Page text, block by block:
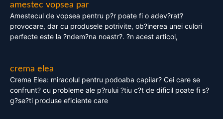
amestec vopsea par
Amestecul de vopsea pentru p?r poate fi o adev?rat?
provocare, dar cu produsele potrivite, ob?inerea unei culori
perfecte este la ?ndem?na noastr?. ?n acest articol,
crema elea
Crema Elea: miracolul pentru podoaba capilar? Cei care se
confrunt? cu probleme ale p?rului ?tiu c?t de dificil poate fi s?
g?se?ti produse eficiente care